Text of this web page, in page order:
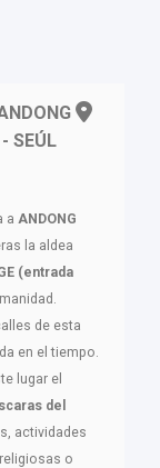
SEÚL
a ANDONG
la aldea
(entrada
de esta
en el tiempo.
lugar el
del
actividades
o